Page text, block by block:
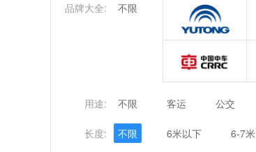
品牌大全: 不限
用途: 不限 客运 公交
长度: 不限 6米以下 6-7米